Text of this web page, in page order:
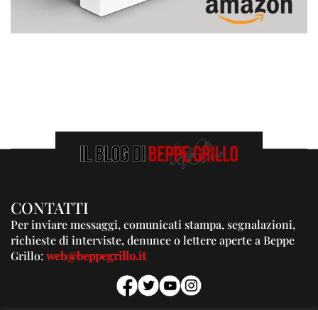
CONTATTI
Per inviare messaggi, comunicati stampa, segnalazioni,
richieste di interviste, denunce o lettere aperte a Beppe
Grillo:web@beppegrillo.it